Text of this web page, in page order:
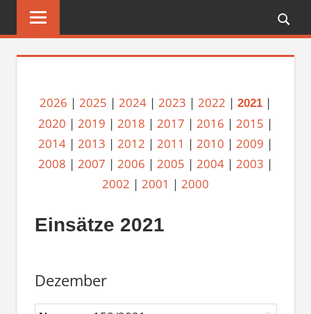
FEUERWEHR
2026 | 2025 | 2024 | 2023 | 2022 | 2021 |
2020 | 2019 | 2018 | 2017 | 2016 | 2015 |
2014 | 2013 | 2012 | 2011 | 2010 | 2009 |
2008 | 2007 | 2006 | 2005 | 2004 | 2003 |
2002 | 2001 | 2000
Einsätze 2021
Dezember